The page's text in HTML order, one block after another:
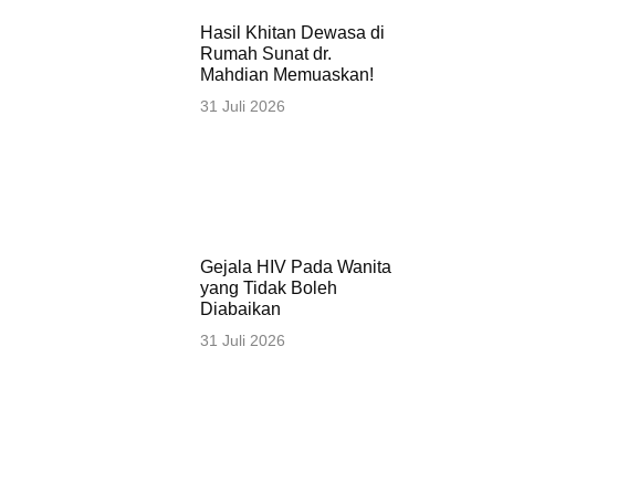
Hasil Khitan Dewasa di
Rumah Sunat dr.
Mahdian Memuaskan!
31 Juli 2026
Gejala HIV Pada Wanita
yang Tidak Boleh
Diabaikan
31 Juli 2026